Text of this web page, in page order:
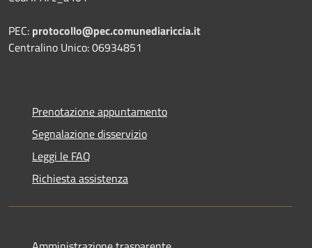
PEC: protocollo@pec.comunediariccia.it
Centralino Unico: 06934851
Prenotazione appuntamento
Segnalazione disservizio
Leggi le FAQ
Richiesta assistenza